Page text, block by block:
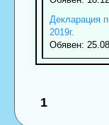
Декларация
2019г.
Обявен:
1